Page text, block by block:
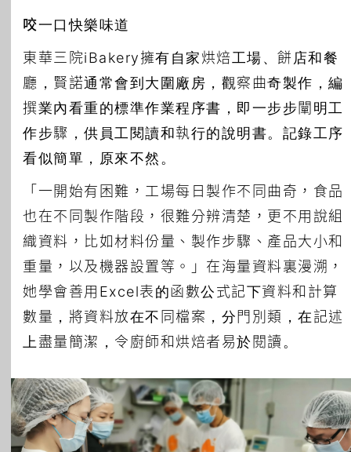
咬一口快樂味道
東華三院iBakery擁有自家烘焙工場、餅店和餐
廳，賢諾通常會到大圍廠房，觀察曲奇製作，編
撰業內看重的標準作業程序書，即一步步闡明工
作步驟，供員工閱讀和執行的說明書。記錄工序
看似簡單，原來不然。
「一開始有困難，工場每日製作不同曲奇，食品
也在不同製作階段，很難分辨清楚，更不用說組
織資料，比如材料份量、製作步驟、產品大小和
重量，以及機器設置等。」在海量資料裏漫溯，
她學會善用Excel表的函數公式記下資料和計算
數量，將資料放在不同檔案，分門別類，在記述
上盡量簡潔，令廚師和烘焙者易於閱讀。